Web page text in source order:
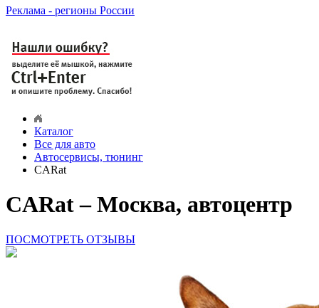
Реклама - регионы России
Каталог
Все для авто
Автосервисы, тюнинг
CARat
CARat – Москва, автоцентр
ПОСМОТРЕТЬ ОТЗЫВЫ